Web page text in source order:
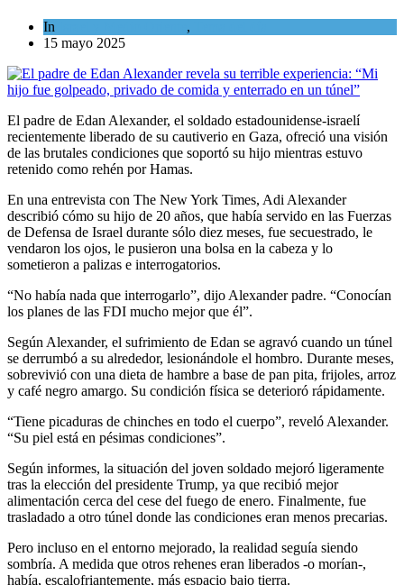
In ,
15 mayo 2025
El padre de Edan Alexander, el soldado estadounidense-israelí
recientemente liberado de su cautiverio en Gaza, ofreció una visión
de las brutales condiciones que soportó su hijo mientras estuvo
retenido como rehén por Hamas.
En una entrevista con The New York Times, Adi Alexander
describió cómo su hijo de 20 años, que había servido en las Fuerzas
de Defensa de Israel durante sólo diez meses, fue secuestrado, le
vendaron los ojos, le pusieron una bolsa en la cabeza y lo
sometieron a palizas e interrogatorios.
“No había nada que interrogarlo”, dijo Alexander padre. “Conocían
los planes de las FDI mucho mejor que él”.
Según Alexander, el sufrimiento de Edan se agravó cuando un túnel
se derrumbó a su alrededor, lesionándole el hombro. Durante meses,
sobrevivió con una dieta de hambre a base de pan pita, frijoles, arroz
y café negro amargo. Su condición física se deterioró rápidamente.
“Tiene picaduras de chinches en todo el cuerpo”, reveló Alexander.
“Su piel está en pésimas condiciones”.
Según informes, la situación del joven soldado mejoró ligeramente
tras la elección del presidente Trump, ya que recibió mejor
alimentación cerca del cese del fuego de enero. Finalmente, fue
trasladado a otro túnel donde las condiciones eran menos precarias.
Pero incluso en el entorno mejorado, la realidad seguía siendo
sombría. A medida que otros rehenes eran liberados -o morían-,
había, escalofriantemente, más espacio bajo tierra.